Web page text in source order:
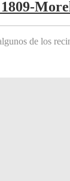
de los